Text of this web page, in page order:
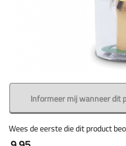
Informeer mij wanneer dit
Wees de eerste die dit product